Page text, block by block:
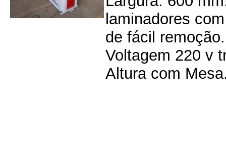
laminadores
de fácil
Voltagem 220 v
Altura com